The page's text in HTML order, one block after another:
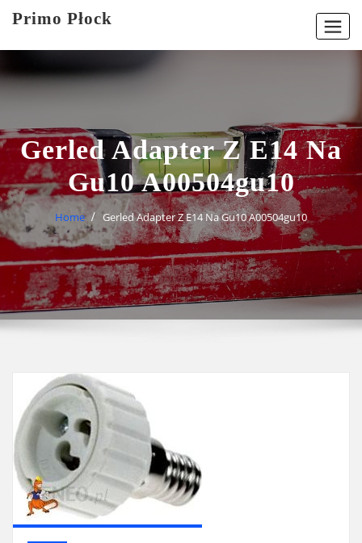
Primo Płock
Gerled Adapter Z E14 Na
Gu10 A00504gu10
Home Gerled Adapter Z E14 Na Gu10 A00504gu10